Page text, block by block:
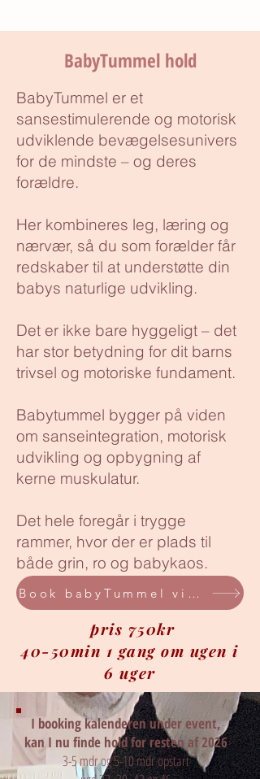
BabyTummel hold
BabyTummel er et
sansestimulerende og motorisk
udviklende bevægelsesunivers
for de mindste – og deres
forældre.
Her kombineres leg, læring og
nærvær, så du som forælder får
redskaber til at understøtte din
babys naturlige udvikling.
Det er ikke bare hyggeligt – det
har stor betydning for dit barns
trivsel og motoriske fundament.
Babytummel bygger på viden
om sanseintegration, motorisk
udvikling og opbygning af
kerne muskulatur.
Det hele foregår i trygge
rammer, hvor der er plads til
både grin, ro og babykaos.
Book babyTummel via event
pris 750kr
40-50min 1 gang om ugen i
6 uger
I booking kalenderen under event,
kan I nu finde hold for resten af 2026
3-5 mdr og 5-10 mdr opstart